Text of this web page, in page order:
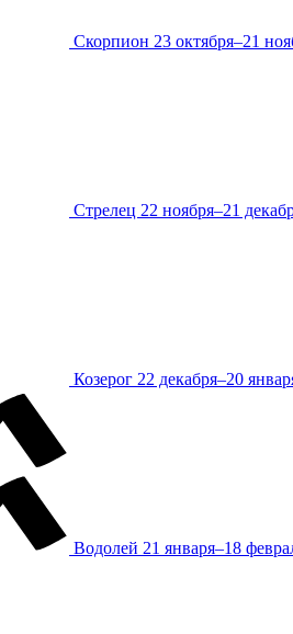
Скорпион 23 октября–21
Стрелец 22 ноября–21
Козерог 22 декабря–20
Водолей 21 января–18